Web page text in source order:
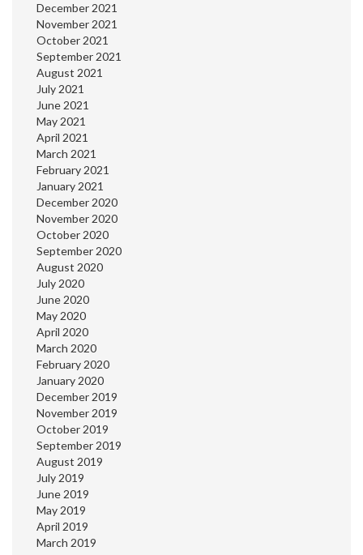
December 2021
November 2021
October 2021
September 2021
August 2021
July 2021
June 2021
May 2021
April 2021
March 2021
February 2021
January 2021
December 2020
November 2020
October 2020
September 2020
August 2020
July 2020
June 2020
May 2020
April 2020
March 2020
February 2020
January 2020
December 2019
November 2019
October 2019
September 2019
August 2019
July 2019
June 2019
May 2019
April 2019
March 2019